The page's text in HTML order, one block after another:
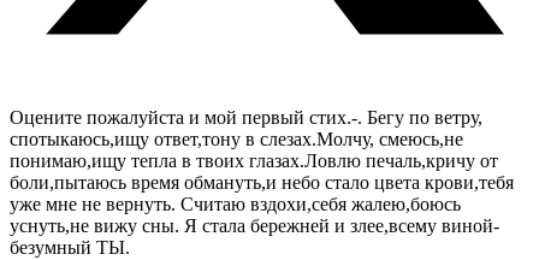
Оцените пожалуйста и мой первый стих.-. Бегу по ветру,
спотыкаюсь,ищу ответ,тону в слезах.Молчу, смеюсь,не
понимаю,ищу тепла в твоих глазах.Ловлю печаль,кричу от
боли,пытаюсь время обмануть,и небо стало цвета крови,тебя
уже мне не вернуть. Считаю вздохи,себя жалею,боюсь
уснуть,не вижу сны. Я стала бережней и злее,всему виной-
безумный ТЫ.